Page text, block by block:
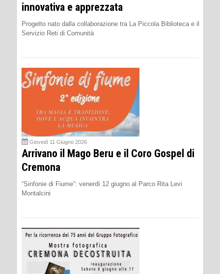
innovativa e apprezzata
Progetto nato dalla collaborazione tra La Piccola Biblioteca e il
Servizio Reti di Comunità
Giovedì 11 Giugno 2026
Arrivano il Mago Beru e il Coro Gospel di
Cremona
“Sinfonie di Fiume”: venerdì 12 giugno al Parco Rita Levi
Montalcini